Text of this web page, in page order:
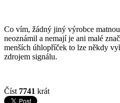
Co vím, žádný jiný výrobce
neoznámil a nemají je ani malé
menších úhlopříček to lze někdy
zdrojem signálu.
Číst 7741 krát